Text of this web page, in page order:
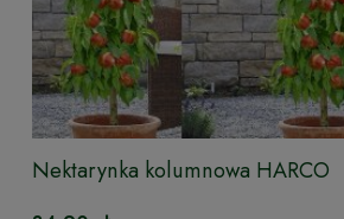
Nektarynka kolumnowa HARCO